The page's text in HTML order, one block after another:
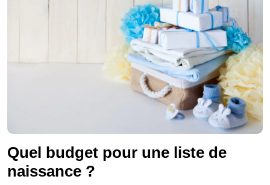
Quel budget pour une liste de
naissance ?